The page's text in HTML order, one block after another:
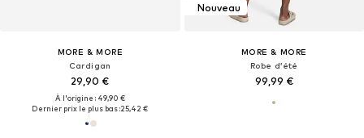
MORE & MORE
Cardigan
29,90 €
À l'origine : 49,90 €
Dernier prix le plus bas :25,42 €
Nouveau
MORE & MORE
Robe d’été
99,99 €